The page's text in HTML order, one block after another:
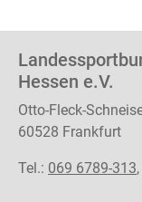
Hessen e.V.
Otto-Fleck-
60528 Frankfurt
Tel.: 069 6789-313,